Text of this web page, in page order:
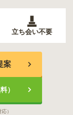
立ち会い不要
案
）
）